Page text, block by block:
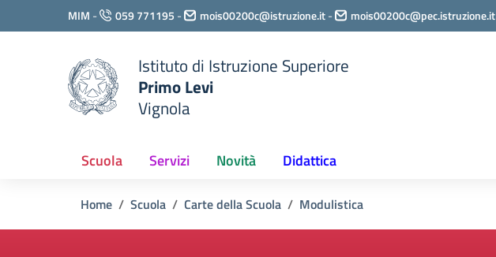
Vai ai contenuti
Vai al menu di navigazione
MIM - 059 771195 - mois00200c@istruzione.it- mois00200c@pec.istruzione.it
Istituto di Istruzione Superiore
Primo Levi
Vignola
Scuola Servizi Novità Didattica
Home Scuola Carte della Scuola Modulistica